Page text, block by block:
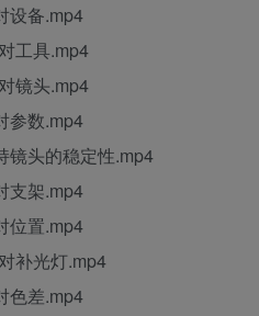
设备.mp4
工具.mp4
镜头.mp4
参数.mp4
镜头的稳定性.mp4
支架.mp4
位置.mp4
补光灯.mp4
色差.mp4